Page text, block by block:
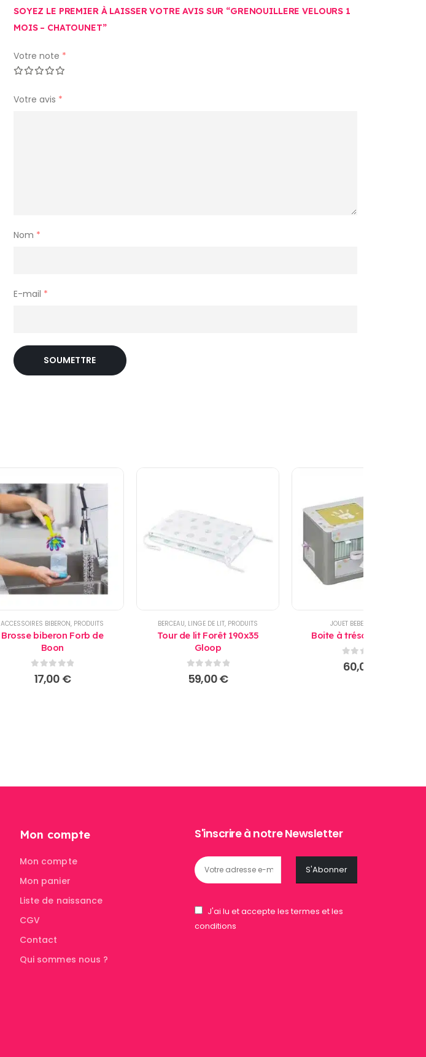
SOYEZ LE PREMIER À LAISSER VOTRE AVIS SUR “GRENOUILLERE VELOURS 1
MOIS – CHATOUNET”
Votre note *
Votre avis *
Nom *
E-mail *
ACCESSOIRES BIBERON, PRODUITS
Brosse biberon Forb de
Boon
0sur 5
17,00 €
BERCEAU, LINGE DE LIT, PRODUITS
Tour de lit Forêt 190x35
Gloop
0sur 5
59,00€
JOUET BEBE,
Boite à trésors Baby Art
0sur 5
60,00
Mon compte
Mon compte
Mon panier
Liste de naissance
CGV
Contact
Qui sommes nous ?
S'inscrire à notre Newsletter
J'ai lu et accepte les termes et les
conditions